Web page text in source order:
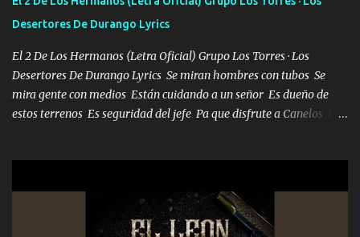
la invite a cenar Otras más me están pidiendo que las saque a
bailar Pero es que tengo un par de conciertos más que llenar Se
mueven solo por el interés P...
Desertores De Durango Lyrics
El 2 De Los Hermanos (Letra Oficial) Grupo Los Torres · Los
Desertores De Durango Lyrics Se miran hombres con tubos Se
mira gente con medios Están cuidando a un señor Es dueño de
estos terrenos Es seguridad del jefe Pa que disfrute a Canelos Es
ni tampoco las mujeres porque es platica de grandes por eso hay
que estar alegres doy las instrucciones para atender los deberes
Música Si es que salta algún problema de confianza tengo gente